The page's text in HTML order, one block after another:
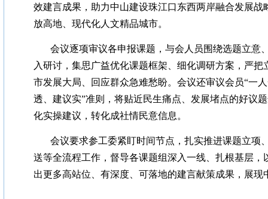
效建言成果，助力中山建设珠江口东西两岸融合发展战
放高地、现代化人文精品城市。
会议逐项审议各申报课题，与会人员围绕选题立意
入研讨，集思广益优化课题框架、细化调研方案，严把
市发展大局、回应群众急难愁盼。会议还审议会员“一
透、建议实”准则，将贴近民生痛点、发展堵点的好议
化实操建议，转化成社情民意信息。
会议要求参工委紧盯时间节点，扎实推进课题立项
送等全流程工作，督导各课题组深入一线、扎根基层，
出更多高站位、有深度、可落地的建言献策成果，展现